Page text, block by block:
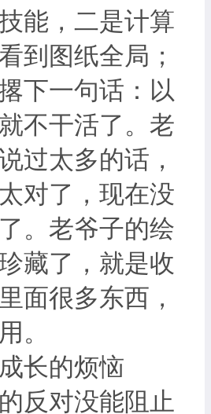
能，二是计算
到图纸全局；
下一句话：以
不干活了。老
过太多的话，
对了，现在没
。老爷子的绘
藏了，就是收
面很多东西，
。
长的烦恼
反对没能阻止